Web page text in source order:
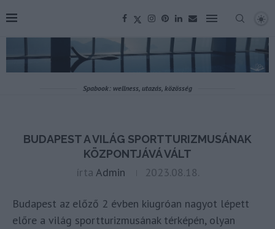
Spabook: wellness, utazás, közösség
BUDAPEST A VILÁG SPORTTURIZMUSÁNAK
KÖZPONTJÁVÁ VÁLT
írta Admin 2023.08.18.
Budapest az előző 2 évben kiugróan nagyot lépett
előre a világ sportturizmusának térképén, olyan